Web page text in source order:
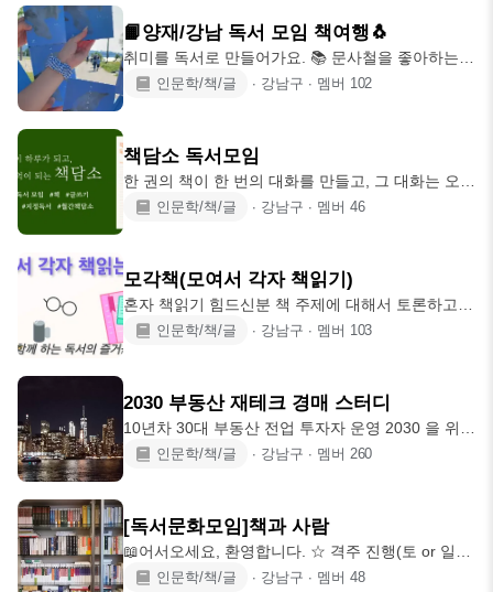
이트는 거창하고 어려운 학술 모임이 아닙니다. 한
권의 책을 매개로 생각을 행동으로, 질문을 내 삶의
‘실행’으로 연결하며 함께 성장할 신입 멤버를 모집
합니다! ─ 💡 어떤 분들이 함께하나요? 창업가, 디자
다. 직업은 달라도 단
📙양재/강남 독서 모임 책여행🐧
취미를 독서로 만들어가요. 📚 문사철을 좋아하는
모임장과 함께 책에 대한 생각을 나눠요! 대화의 즐
떻게 책을 읽었는지 들으며 일상 속 즐거운 변화를
만나실 수 있어요 ✨ 분위기는 너무 무겁지도, 그렇
다고 너무 가볍지도 않게 편안하면서도 진지하게 대
화할 수 있도록 지향합니다 🙂 가끔은 전시회 모임
황에 따라 조금 더
인문학/책/글 ∙ 강남구 ∙ 멤버 102
책담소 독서모임
한 권의 책이 한 번의 대화를 만들고, 그 대화는 오래
남을 기록이 됩니다. ✍️ 인상 깊은 문장 🎧 대화의
온 책을 함께 읽고, 1시간 동안 자유롭게 책을 소개
하고 생각을 나눕니다. 📗 지정 독서 ➡️[같이 선정한
책] 미리 정해진 책을 사전 완독하고 참여해 주세요.
모임 당일, 1시간 30분 동안 깊이 있는 북토크가 진
인문학/책/글 ∙ 강남구 ∙ 멤버 46
모각책(모여서 각자 책읽기)
혼자 책읽기 힘드신분 책 주제에 대해서 토론하고
얘기하는거에 부담을 느끼시는분 미리 읽어와야하
들었습니다! 한가지 책을 보고 토론하는것도 좋지만
읽어와야하고 말을 해야한다는 부담감 없이 책을 읽
는건 어떨까요? 혹은 말하는것도 듣는것도 자유롭
게 선택할수있다면 어떨까요? 그래서 저희 모임은
말 라이트하게 이야기하는 시간을 가집니다 이때
인문학/책/글 ∙ 강남구 ∙ 멤버 103
2030 부동산 재테크 경매 스터디
10년차 30대 부동산 전업 투자자 운영 2030 을 위한
부동산 스터디 입니다. 올해도 그저 그렇게 변화 없
없습니다. 부동산 투자를 하며 20대에 이미 20억이
넘는 자산을 형성 했던 제가 모임을 운영 합니다. ●
모임 계획 ● 1. 부동산 경매 스터디 - 오랜기간 투자
하며 부동산 폭등장 폭락장을 다 거쳐 오면서 느낀
인문학/책/글 ∙ 강남구 ∙ 멤버 260
[독서문화모임]책과 사람
📖어서오세요, 환영합니다. ☆ 격주 진행(토 or 일) +
@ ☆ 자기소개 없음 ☆ 78년 이후 출생자만 가입 가
인문학/책/글 ∙ 강남구 ∙ 멤버 48